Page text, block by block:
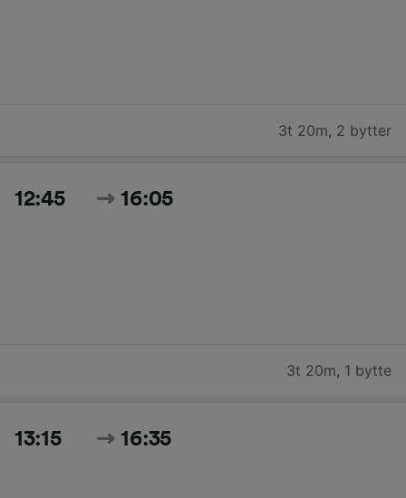
3t 20m, 2 bytter
12:45 16:05
3t 20m, 1 bytte
13:15 16:35